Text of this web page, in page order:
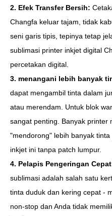
2. Efek Transfer Bersih:
Changfa keluar tajam, tidak
seni garis tipis, tepinya tetap
sublimasi printer inkjet digital
percetakan digital.
3. menangani lebih banyak
dapat mengambil tinta dalam
atau merendam. Untuk blok
sangat penting. Banyak printer
"mendorong" lebih banyak
inkjet ini tanpa patch lumpur.
4. Pelapis Pengeringan
sublimasi adalah salah satu
tinta duduk dan kering cepat -
non-stop dan Anda tidak